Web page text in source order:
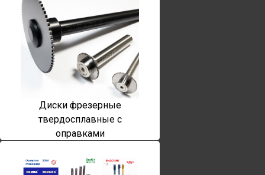
Диски фрезерные
твердосплавные с
оправками